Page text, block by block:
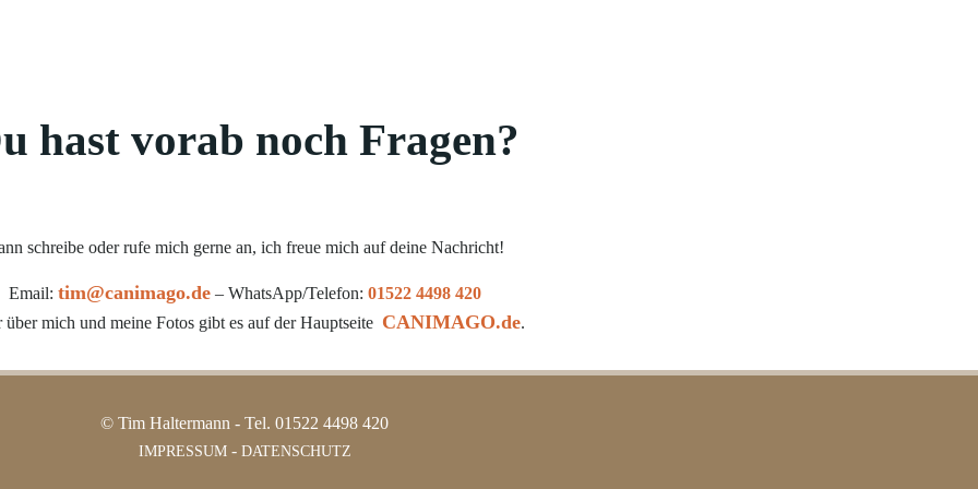
hast vorab noch Fragen?
schreibe oder rufe mich gerne an, ich freue mich auf deine Nachricht!
Email: tim@canimago.de– WhatsApp/Telefon: 01522 4498 420
über mich und meine Fotos gibt es auf der Hauptseite CANIMAGO.de.
© Tim Haltermann - Tel. 01522 4498 420
IMPRESSUM- DATENSCHUTZ